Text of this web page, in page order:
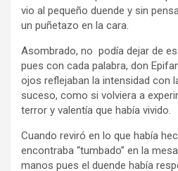
vio al pequeño duende y sin
un puñetazo en la cara.
Asombrado, no podía dejar de
pues con cada palabra, don
ojos reflejaban la intensidad con
suceso, como si volviera a
terror y valentía que había vivido.
Cuando reviró en lo que había
encontraba “tumbado” en la
manos pues el duende había